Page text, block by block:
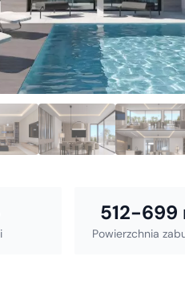
512-699
Powierzchnia